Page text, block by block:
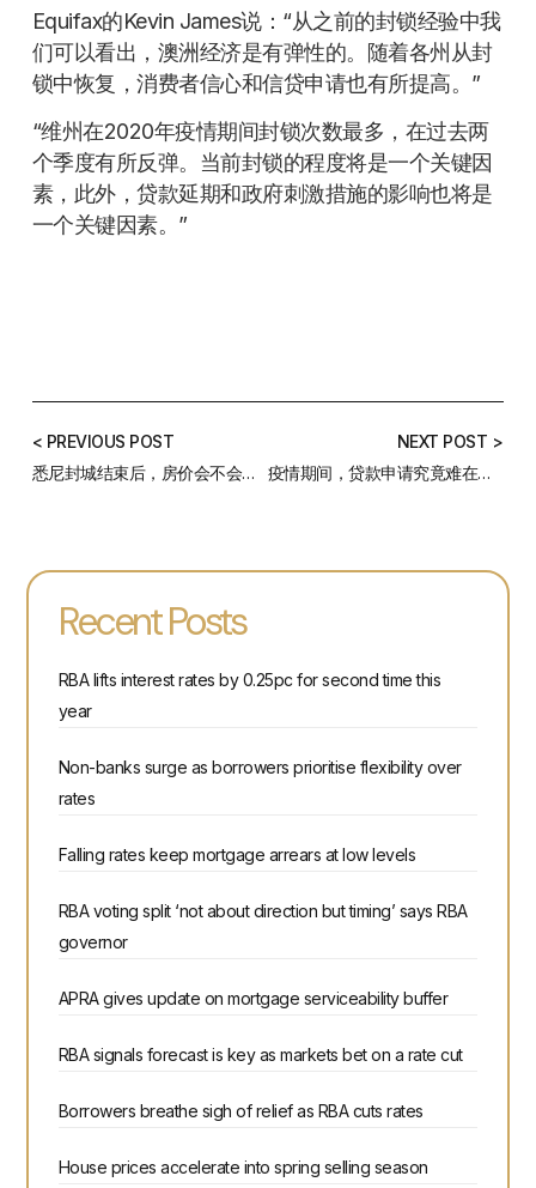
Equifax的Kevin James说：“从之前的封锁经验中我
们可以看出，澳洲经济是有弹性的。随着各州从封
锁中恢复，消费者信心和信贷申请也有所提高。”
“维州在2020年疫情期间封锁次数最多，在过去两
个季度有所反弹。当前封锁的程度将是一个关键因
素，此外，贷款延期和政府刺激措施的影响也将是
一个关键因素。”
< PREVIOUS POST
悉尼封城结束后，房价会不会像去年那样疯？
NEXT POST >
疫情期间，贷款申请究竟难在哪里？
Recent Posts
RBA lifts interest rates by 0.25pc for second time this
year
Non-banks surge as borrowers prioritise flexibility over
rates
Falling rates keep mortgage arrears at low levels
RBA voting split ‘not about direction but timing’ says RBA
governor
APRA gives update on mortgage serviceability buffer
RBA signals forecast is key as markets bet on a rate cut
Borrowers breathe sigh of relief as RBA cuts rates
House prices accelerate into spring selling season